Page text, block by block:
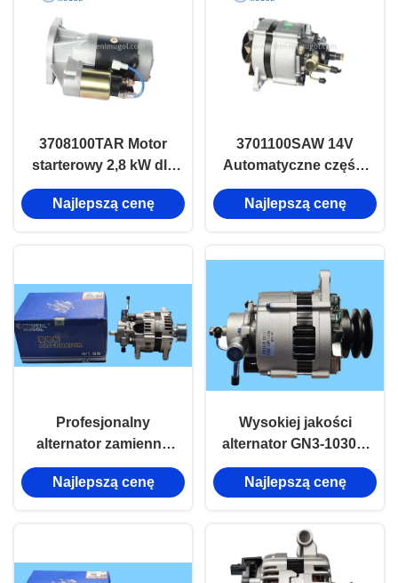
3708100TAR Motor
starterowy 2,8 kW dla
części
samochodowych Jmc
Najlepszą cenę
3701100SAW 14V
Automatyczne części
zestaw alternatora
JMC Części systemu
Najlepszą cenę
Profesjonalny
alternator zamienny
EP1-10300-AB do
JMC Baodian 4D30
Najlepszą cenę
Wysokiej jakości
alternator GN3-10300-
BC do JMC N720,
zaprojektowany z
niezawodności i
wydajności
elektrycznej
Najlepszą cenę